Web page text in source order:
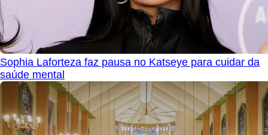
Sophia Laforteza faz pausa no Katseye para cuidar da
saúde mental